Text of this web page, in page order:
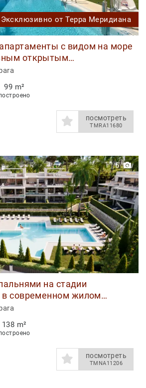
Эксклюзивно от Терра Меридиана
с видом на море
открытым
Ла Гаспара
99 m²
посмотреть
TMRA11680
1|6
на стадии
в современном жилом
линии гольф-поля в Ла
138 m²
посмотреть
TMNA11206